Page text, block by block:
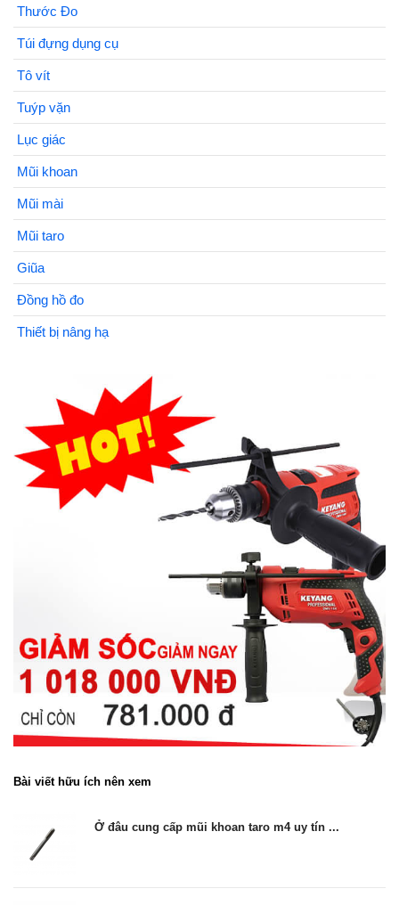
Thước Đo
Túi đựng dụng cụ
Tô vít
Tuýp vặn
Lục giác
Mũi khoan
Mũi mài
Mũi taro
Giũa
Đồng hồ đo
Thiết bị nâng hạ
Bài viết hữu ích nên xem
Ở đâu cung cấp mũi khoan taro m4 uy tín ...